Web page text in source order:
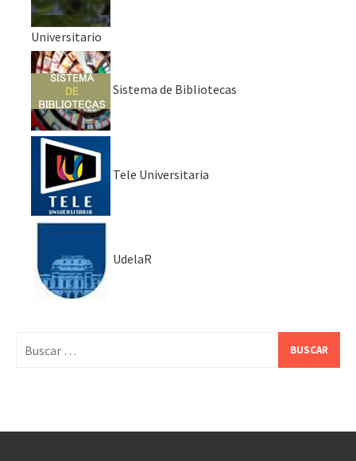
Universitario
Sistema de Bibliotecas
Tele Universitaria
UdelaR